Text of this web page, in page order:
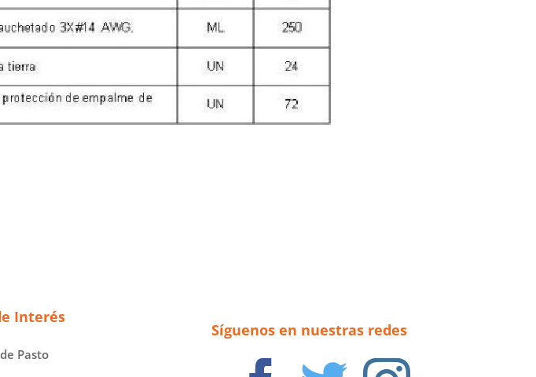
Interés
Pasto
Síguenos en nuestras redes